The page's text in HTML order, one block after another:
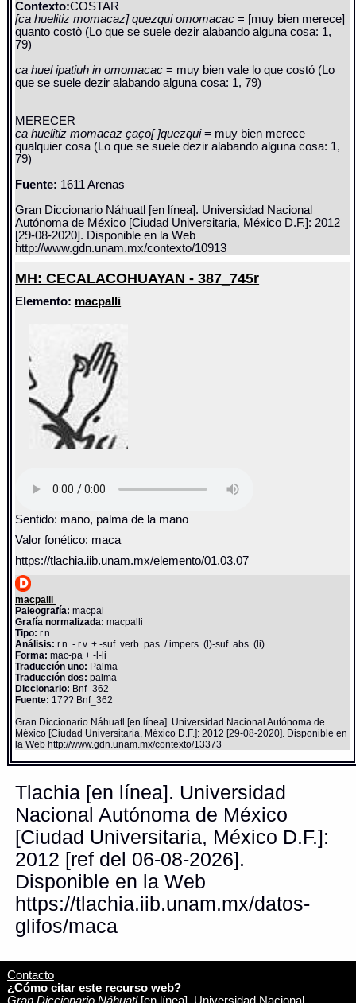
Contexto:COSTAR
[ca huelitiz momacaz] quezqui omomacac= [muy bien merece]
quanto costò (Lo que se suele dezir alabando alguna cosa: 1,
79)
ca huel ipatiuh in omomacac= muy bien vale lo que costó (Lo
que se suele dezir alabando alguna cosa: 1, 79)
MERECER
ca huelitiz momacaz çaço[ ]quezqui= muy bien merece
qualquier cosa (Lo que se suele dezir alabando alguna cosa: 1,
79)
Fuente: 1611 Arenas
Gran Diccionario Náhuatl [en línea]. Universidad Nacional
Autónoma de México [Ciudad Universitaria, México D.F.]: 2012
[29-08-2020]. Disponible en la Web
http://www.gdn.unam.mx/contexto/10913
MH: CECALACOHUAYAN - 387_745r
Elemento: macpalli
Sentido: mano, palma de la mano
Valor fonético: maca
https://tlachia.iib.unam.mx/elemento/01.03.07
macpalli
Paleografía: macpal
Grafía normalizada: macpalli
Tipo: r.n.
Análisis: r.n. - r.v. + -suf. verb. pas. / impers. (l)-suf. abs. (li)
Forma: mac-pa + -l-li
Traducción uno: Palma
Traducción dos: palma
Diccionario: Bnf_362
Fuente: 17?? Bnf_362
Gran Diccionario Náhuatl [en línea]. Universidad Nacional Autónoma de
México [Ciudad Universitaria, México D.F.]: 2012 [29-08-2020]. Disponible en
la Web http://www.gdn.unam.mx/contexto/13373
Tlachia [en línea]. Universidad
Nacional Autónoma de México
[Ciudad Universitaria, México D.F.]:
2012 [ref del 06-08-2026].
Disponible en la Web
https://tlachia.iib.unam.mx/datos-
glifos/maca
Contacto
¿Cómo citar este recurso web?
Gran Diccionario Náhuatl[en línea]. Universidad Nacional